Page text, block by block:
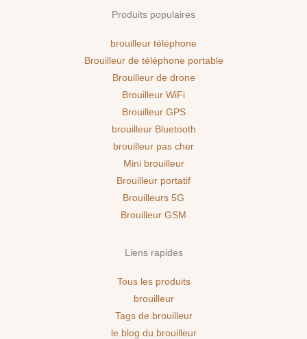
Produits populaires
brouilleur téléphone
Brouilleur de téléphone portable
Brouilleur de drone
Brouilleur WiFi
Brouilleur GPS
brouilleur Bluetooth
brouilleur pas cher
Mini brouilleur
Brouilleur portatif
Brouilleurs 5G
Brouilleur GSM
Liens rapides
Tous les produits
brouilleur
Tags de brouilleur
le blog du brouilleur